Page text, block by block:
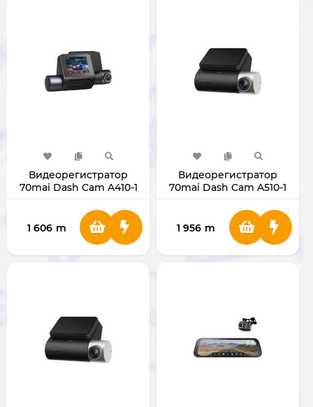
Видеорегистратор
70mai Dash Cam A410-1
1 606 m
Видеорегистратор
70mai Dash Cam A510-1
1 956 m